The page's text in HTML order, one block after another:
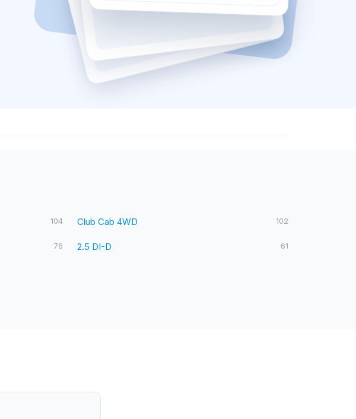
104 Club Cab 4WD 102
76 2.5 DI-D 61